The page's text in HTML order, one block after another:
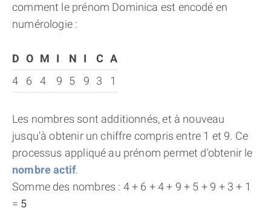
comment le prénom Dominica est encodé en
numérologie :
D O M I N I C A
4
6 4 9 5 9 3 1
Les nombres sont additionnés, et à nouveau
jusqu'à obtenir un chiffre compris entre 1 et 9. Ce
processus appliqué au prénom permet d'obtenir le
nombre actif.
Somme des nombres : 4 + 6 + 4 + 9 + 5 + 9 + 3 + 1
= 5